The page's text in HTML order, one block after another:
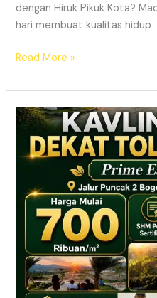
dengan Hiruk Pikuk Kota?
hari membuat kualitas hidup
Read More »
Info
Prime
East
Lokasi
Dekat
Tol
Citeureup